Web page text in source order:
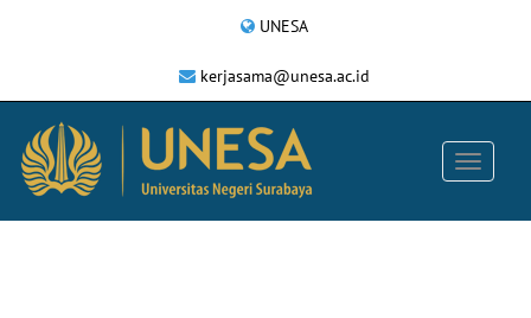
UNESA
kerjasama@unesa.ac.id